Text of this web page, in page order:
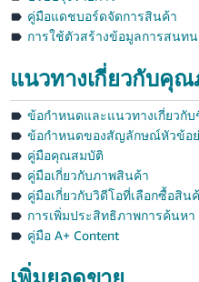
คู่มือแดชบอร์ดจัดการสินค้า
การใช้ตัวสร้างข้อมูลการสนท
แนวทางเกี่ยวกับคุ
ข้อกำหนดและแนวทางเกี่ยวกั
ข้อกำหนดของสัญลักษณ์หัวข้อ
คู่มือคุณสมบัติ
คู่มือเกี่ยวกับภาพสินค้า
คู่มือเกี่ยวกับวิดีโอที่เลือกซื้อสิน
การเพิ่มประสิทธิภาพการค้นหา
คู่มือ A+ Content